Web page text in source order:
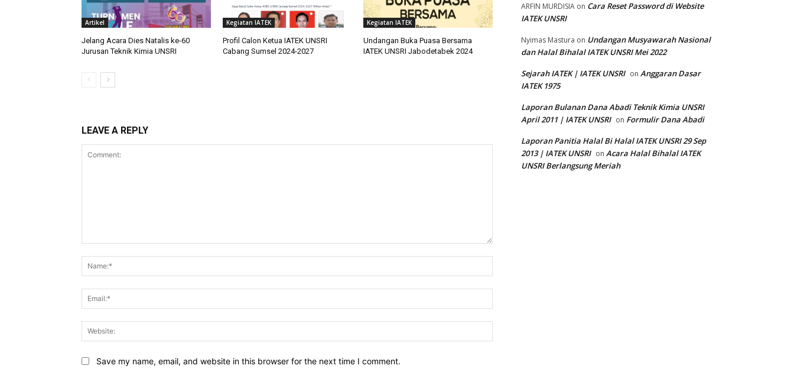
Artikel
Jelang Acara Dies Natalis ke-60
Jurusan Teknik Kimia UNSRI
Kegiatan IATEK
Profil Calon Ketua IATEK UNSRI
Cabang Sumsel 2024-2027
Kegiatan IATEK
Undangan Buka Puasa Bersama
IATEK UNSRI Jabodetabek 2024
LEAVE A REPLY
Save my name, email, and website in this browser for the next time I comment.
ARFIN MURDISIA on Cara Reset Password di Website
IATEK UNSRI
Nyimas Mastura on Undangan Musyawarah Nasional
dan Halal Bihalal IATEK UNSRI Mei 2022
Sejarah IATEK | IATEK UNSRI on Anggaran Dasar
IATEK 1975
Laporan Bulanan Dana Abadi Teknik Kimia UNSRI
April 2011 | IATEK UNSRI on Formulir Dana Abadi
Laporan Panitia Halal Bi Halal IATEK UNSRI 29 Sep
2013 | IATEK UNSRI on Acara Halal Bihalal IATEK
UNSRI Berlangsung Meriah